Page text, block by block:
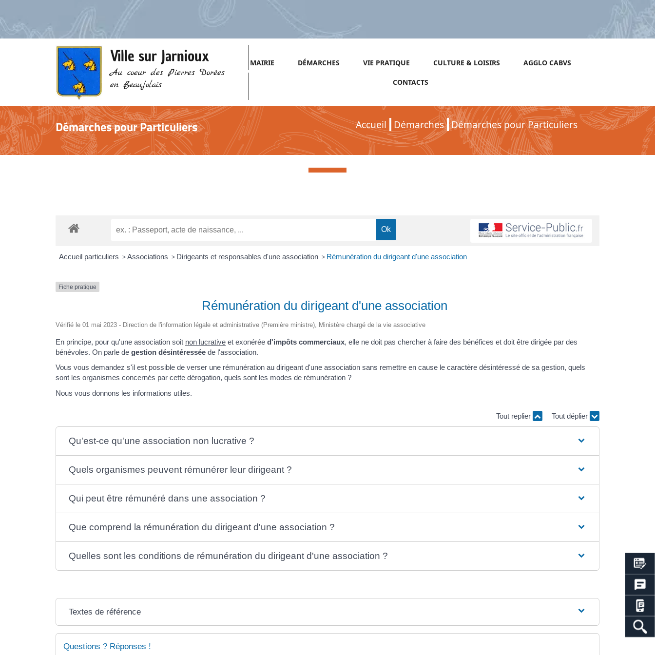
Ville sur Jarnioux
Au coeur des Pierres Dorées
en Beaujolais
MAIRIE DÉMARCHES VIE PRATIQUE CULTURE & LOISIRS AGGLO CABVS
CONTACTS
Démarches pour Particuliers Accueil Démarches Démarches pour Particuliers
Démarches pour Particuliers
Accueil particuliers > Associations > Dirigeants et responsables d'une association > Rémunération du dirigeant d'une association
Fiche pratique
Rémunération du dirigeant d'une association
Vérifié le 01 mai 2023 - Direction de l'information légale et administrative (Première ministre), Ministère chargé de la vie associative
En principe, pour qu'une association soit non lucrative et exonérée d'impôts commerciaux, elle ne doit pas chercher à faire des bénéfices et doit être dirigée par des
bénévoles. On parle de gestion désintéressée de l'association.
Vous vous demandez s'il est possible de verser une rémunération au dirigeant d'une association sans remettre en cause le caractère désintéressé de sa gestion, quels
sont les organismes concernés par cette dérogation, quels sont les modes de rémunération ?
Nous vous donnons les informations utiles.
Tout replier Tout déplier
Qu'est-ce qu'une association non lucrative ?
Quels organismes peuvent rémunérer leur dirigeant ?
Qui peut être rémunéré dans une association ?
Que comprend la rémunération du dirigeant d'une association ?
Quelles sont les conditions de rémunération du dirigeant d'une association ?
Textes de référence
Questions ? Réponses !